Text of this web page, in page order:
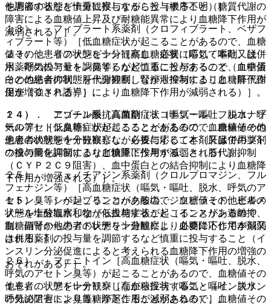
他患者の状態を十分観察しながら投与すること（糖質代謝の
障害による血糖値上昇及び耐糖能異常により血糖降下作用が
減弱される）］。
２３）． リファンピシン［高血糖症状（嘔気・嘔吐、脱
水、呼気のアセトン臭等）が起こることがあるので、血糖値
その他患者の状態を十分観察しながら投与すること（肝代謝
促進（ＣＹＰ誘導）により血糖降下作用が減弱される）］。
２４）． ニコチン酸［高血糖症状（嘔気・嘔吐、脱水、呼
気のアセトン臭等）が起こることがあるので、血糖値その他
患者の状態を十分観察しながら投与すること（肝臓でのブド
ウ糖の同化抑制により血糖降下作用が減弱される）］。
２５）． フェノチアジン系薬剤（クロルプロマジン、フル
フェナジン等）［高血糖症状（嘔気・嘔吐、脱水、呼気のア
セトン臭等）が起こることがあるので、血糖値その他患者の
状態を十分観察しながら投与すること（インスリン遊離抑
制、副腎からのアドレナリン遊離により血糖降下作用が減弱
される）］。
２６）． フェニトイン［高血糖症状（嘔気・嘔吐、脱水、
呼気のアセトン臭等）が起こることがあるので、血糖値その
他患者の状態を十分観察しながら投与すること（インスリン
の分泌阻害により血糖降下作用が減弱される）］。
を調節するなど慎重に投与すること（機序不明）］。
１３）． フィブラート系薬剤（クロフィブラート、ベザフ
ィブラート等）［低血糖症状が起こることがあるので、血糖
値その他患者の状態を十分観察し、必要に応じて本剤又は併
用薬剤の投与量を調節するなど慎重に投与すること（血中蛋
白との結合抑制、肝代謝抑制、腎排泄抑制により血糖降下作
用が増強される）］。
１４）． アゾール系抗真菌剤（ミコナゾール、フルコナゾ
ール等）［低血糖症状が起こることがあるので、血糖値その
他患者の状態を十分観察し、必要に応じて本剤又は併用薬剤
の投与量を調節するなど慎重に投与すること（肝代謝抑制
（ＣＹＰ２Ｃ９阻害）、血中蛋白との結合抑制により血糖降
下作用が増強される）］。
１５）． シベンゾリンコハク酸塩、ジソピラミド、ピルメ
ノール塩酸塩水和物［低血糖症状が起こることがあるので、
血糖値その他患者の状態を十分観察し、必要に応じて本剤又
は併用薬剤の投与量を調節するなど慎重に投与すること（イ
ンスリン分泌促進によると考えられる血糖降下作用の増強の
おそれがある）］。
１６）． アドレナリン［高血糖症状（嘔気・嘔吐、脱水、
呼気のアセトン臭等）が起こることがあるので、血糖値その